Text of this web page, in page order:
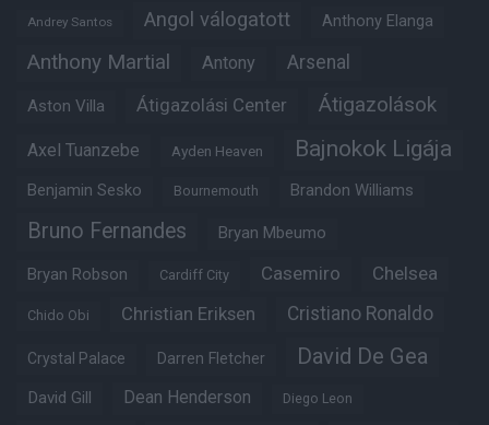
Andrey Santos Angol válogatott Anthony Elanga
Anthony Martial Antony Arsenal
Aston Villa Átigazolási Center Átigazolások
Axel Tuanzebe Ayden Heaven Bajnokok Ligája
Benjamin Sesko Bournemouth Brandon Williams
Bruno Fernandes Bryan Mbeumo
Bryan Robson Cardiff City Casemiro Chelsea
Chido Obi Christian Eriksen Cristiano Ronaldo
Crystal Palace Darren Fletcher David De Gea
David Gill Dean Henderson Diego Leon